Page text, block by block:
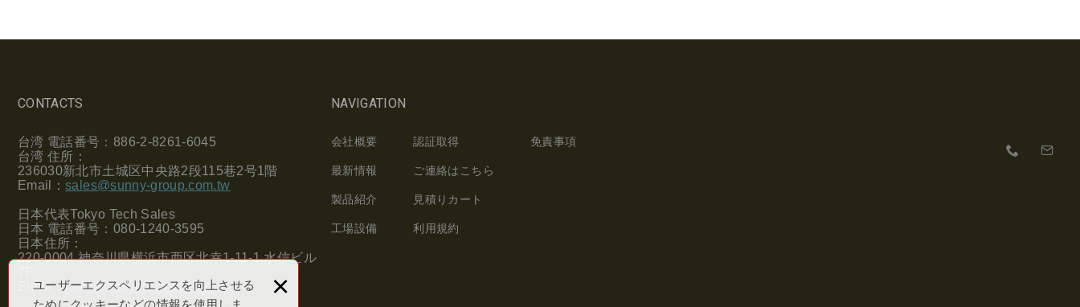
ユーザーエクスペリエンスを向上させる
ためにクッキーなどの情報を使用しま
×
CONTACTS
台湾 電話番号： 886-2-8261-6045
台湾 住所：
236030新北市土城区中央路2段115巷2号1 階
Email
：sales@sunny-group.com.tw
日本代表Tokyo Tech Sales
日本 電話番号： 080-1240-3595
日本住所：
220-0004神奈川県横浜市西区北幸1-11-1,水信ビル
Email：tatchi@tokyotechsales.com
NAVIGATION
会社概要
最新情報
製品紹介
工場設備
認証取得
ご連絡はこちら
見積りカート
利用規約
免責事項